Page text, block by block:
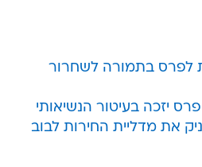
לפרס בתמורה לשחרור
יזכה בעיטור הנשיאותי
את מדליית החירות לבוב